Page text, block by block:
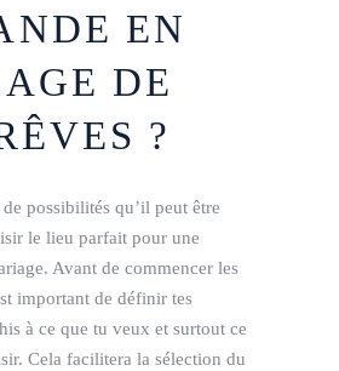
EN
DE
?
possibilités qu’il peut être
le lieu parfait pour une
Avant de commencer les
important de définir tes
à ce que tu veux et surtout ce
Cela facilitera la sélection du